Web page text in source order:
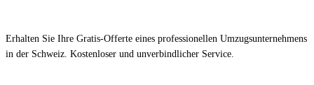
Erhalten Sie Ihre Gratis-Offerte eines professionellen Umzugsunternehmens
in der Schweiz. Kostenloser und unverbindlicher Service.